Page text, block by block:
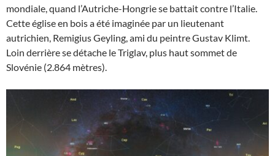
mondiale, quand l’Autriche-Hongrie se battait contre l’Italie.
Cette église en bois a été imaginée par un lieutenant
autrichien, Remigius Geyling, ami du peintre Gustav Klimt.
Loin derrière se détache le Triglav, plus haut sommet de
Slovénie (2.864 mètres).